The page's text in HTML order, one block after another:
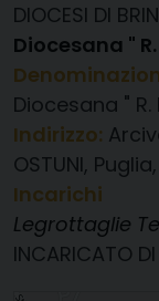
DIOCESI DI
Diocesana "
Diocesana "
Indirizzo:
OSTUNI,
Incarichi
Legrottaglie
INCARICATO DI